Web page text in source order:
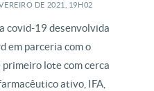
DE 2021, 19H02
covid-19 desenvolvida
em parceria com o
lote com cerca
ativo, IFA,